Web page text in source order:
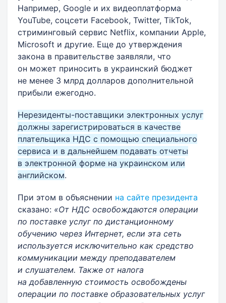
Например, Google и их видеоплатформа
YouTube, соцсети Facebook, Twitter, TikTok,
стриминговый сервис Netflix, компании Apple,
Microsoft и другие. Еще до утверждения
закона в правительстве заявляли, что
он может приносить в украинский бюджет
не менее 3 млрд долларов дополнительной
прибыли ежегодно.
Нерезиденты-поставщики электронных услуг
должны зарегистрироваться в качестве
плательщика НДС с помощью специального
сервиса и в дальнейшем подавать отчеты
в электронной форме на украинском или
английском.
При этом в объяснении на сайте президента
сказано: «От НДС освобождаются операции
по поставке услуг по дистанционному
обучению через Интернет, если эта сеть
используется исключительно как средство
коммуникации между преподавателем
и слушателем. Также от налога
на добавленную стоимость освобождены
операции по поставке образовательных услуг